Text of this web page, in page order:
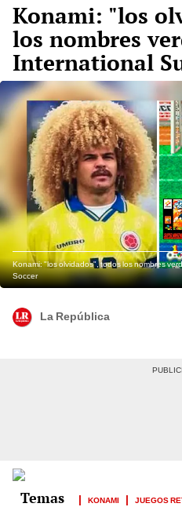
Konami: "los
los nombres
International
Konami: "los olvidados", todos los nombres
Soccer
La República
KONAMI JUEGOS